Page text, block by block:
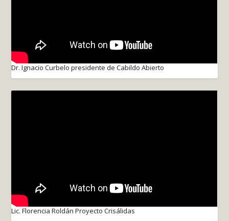
Dr. Ignacio Curbelo presidente de Cabildo Abierto
Lic. Florencia Roldán Proyecto Crisálidas